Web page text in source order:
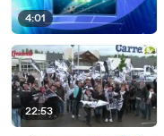
4:01
22:53